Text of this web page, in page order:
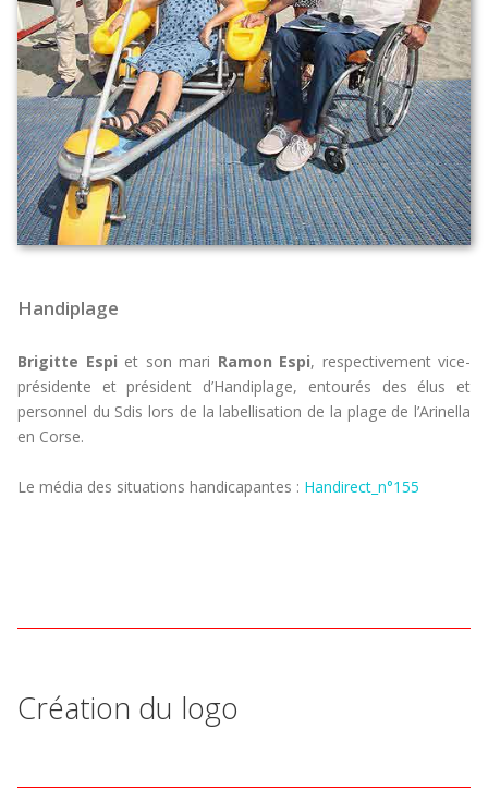
Handiplage
Brigitte Espi et son mari Ramon Espi, respectivement vice-
présidente et président d’Handiplage, entourés des élus et
personnel du Sdis lors de la labellisation de la plage de l’Arinella
en Corse.
Le média des situations handicapantes : Handirect_n°155
Création du logo